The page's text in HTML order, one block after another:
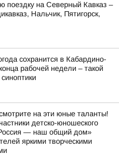
поездку на Северный Кавказ –
Нальчик, Пятигорск,
сохранится в Кабардино-
рабочей недели – такой
на эти юные таланты!
детско-юношеского
— наш общий дом»
яркими творческими